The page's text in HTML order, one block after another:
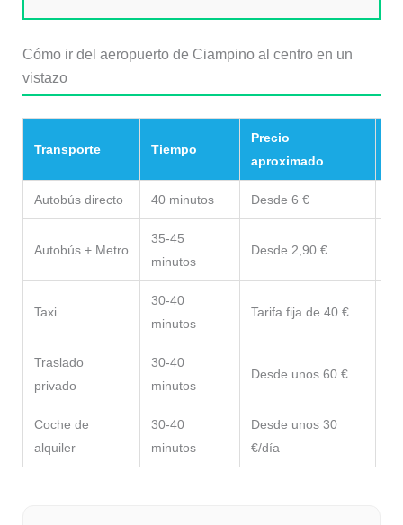
Cómo ir del aeropuerto de Ciampino al centro en un
vistazo
Transporte Tiempo
Precio
aproximado
Autobús directo 40 minutos Desde 6 €
Autobús + Metro
35-45
minutos
Desde 2,90 €
Taxi
30-40
minutos
Tarifa fija de 40 €
Traslado
privado
30-40
minutos
Desde unos 60 €
Coche de
alquiler
30-40
minutos
Desde unos 30
€/día